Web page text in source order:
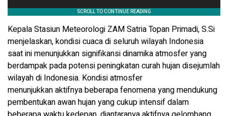
Kepala Stasiun Meteorologi ZAM Satria Topan Primadi, S.Si
menjelaskan, kondisi cuaca di seluruh wilayah Indonesia
saat ini menunjukkan signifikansi dinamika atmosfer yang
berdampak pada potensi peningkatan curah hujan disejumlah
wilayah di Indonesia. Kondisi atmosfer
menunjukkan aktifnya beberapa fenomena yang mendukung
pembentukan awan hujan yang cukup intensif dalam